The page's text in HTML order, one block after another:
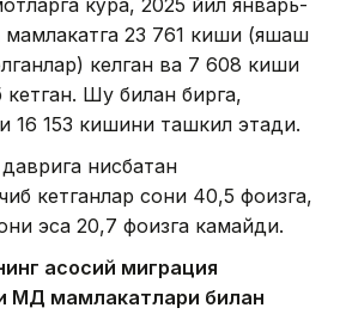
кўра, 2025 йил январь-
мамлакатга 23 761 киши (яшаш
келган ва 7 608 киши
кетган. Шу билан бирга,
16 153 кишини ташкил этади.
нисбатан
кетганлар сони 40,5 фоизга,
эса 20,7 фоизга камайди.
асосий миграция
МДҲ мамлакатлари билан